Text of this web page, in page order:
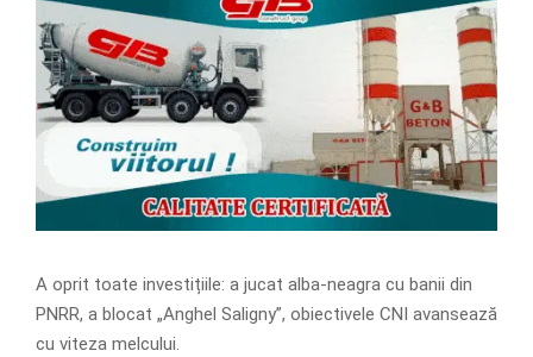
A oprit toate investițiile: a jucat alba-neagra cu banii din
PNRR, a blocat „Anghel Saligny”, obiectivele CNI avansează
cu viteza melcului.